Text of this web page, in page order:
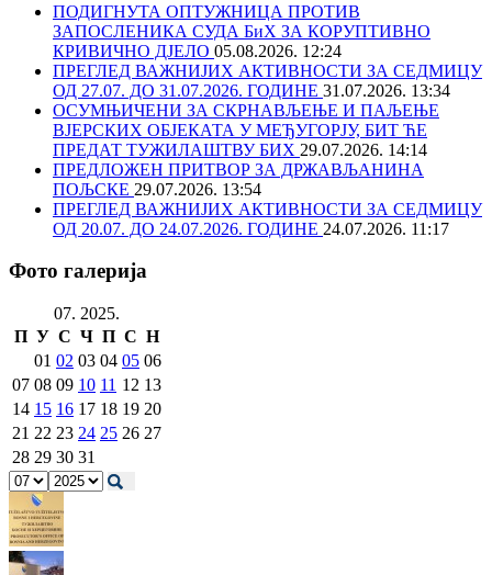
ПОДИГНУТА ОПТУЖНИЦА ПРОТИВ
ЗАПОСЛЕНИКА СУДА БиХ ЗА КОРУПТИВНО
КРИВИЧНО ДЈЕЛО 05.08.2026. 12:24
ПРЕГЛЕД ВАЖНИЈИХ АКТИВНОСТИ ЗА СЕДМИЦУ
ОД 27.07. ДО 31.07.2026. ГОДИНЕ 31.07.2026. 13:34
ОСУМЊИЧЕНИ ЗА СКРНАВЉЕЊЕ И ПАЉЕЊЕ
ВЈЕРСКИХ ОБЈЕКАТА У МЕЂУГОРЈУ, БИТ ЋЕ
ПРЕДАТ ТУЖИЛАШТВУ БИХ 29.07.2026. 14:14
ПРЕДЛОЖЕН ПРИТВОР ЗА ДРЖАВЉАНИНА
ПОЉСКЕ 29.07.2026. 13:54
ПРЕГЛЕД ВАЖНИЈИХ АКТИВНОСТИ ЗА СЕДМИЦУ
ОД 20.07. ДО 24.07.2026. ГОДИНЕ 24.07.2026. 11:17
Фото галерија
07. 2025.
П У С Ч П С Н
01 02 03 04 05 06
07 08 09 10 11 12 13
14 15 16 17 18 19 20
21 22 23 24 25 26 27
28 29 30 31